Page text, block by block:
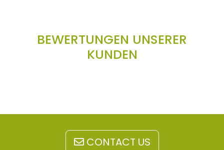
BEWERTUNGEN UNSERER
KUNDEN
CONTACT US